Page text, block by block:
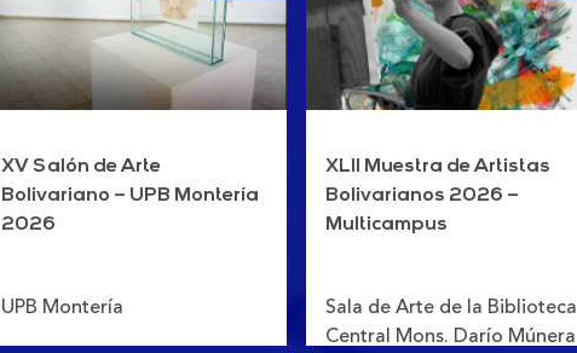
XV Salón de Arte
Bolivariano – UPB Montería
2026
UPB Montería
XLII Muestra de Artistas
Bolivarianos 2026 –
Multicampus
Sala de Arte de la Biblioteca
Central Mons. Darío Múnera